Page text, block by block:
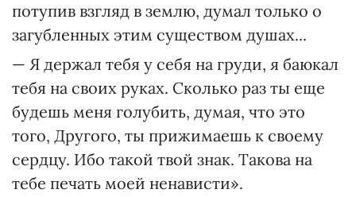
потупив взгляд в землю, думал только о
загубленных этим существом душах...
— Я держал тебя у себя на груди, я баюкал
тебя на своих руках. Сколько раз ты еще
будешь меня голубить, думая, что это
того, Другого, ты прижимаешь к своему
сердцу. Ибо такой твой знак. Такова на
тебе печать моей ненависти».